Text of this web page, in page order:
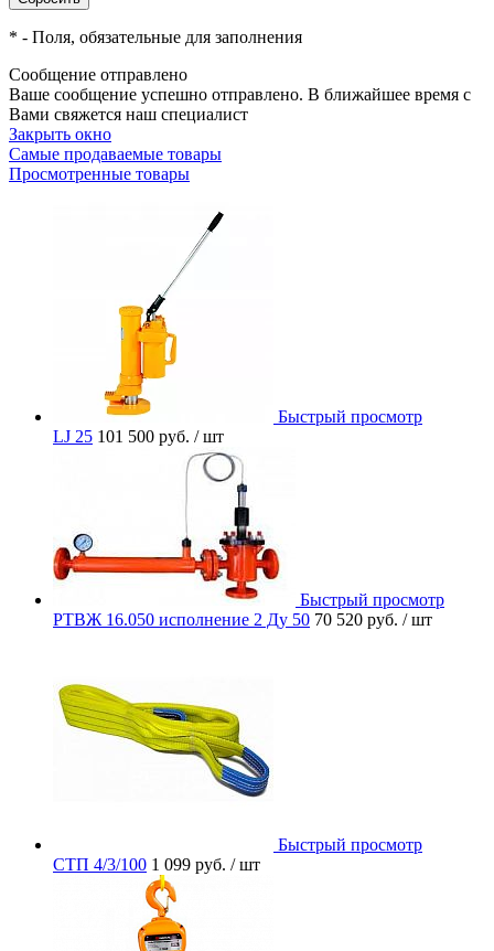
* - Поля, обязательные для заполнения
Сообщение отправлено
Ваше сообщение успешно отправлено. В ближайшее время с
Вами свяжется наш специалист
Закрыть окно
Самые продаваемые товары
Просмотренные товары
Быстрый просмотр
LJ 25 101 500 руб. / шт
Быстрый просмотр
РТВЖ 16.050 исполнение 2 Ду 50 70 520 руб. / шт
Быстрый просмотр
СТП 4/3/100 1 099 руб. / шт